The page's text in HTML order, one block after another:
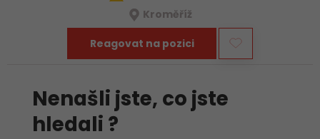
Kroměříž
Reagovat na pozici
Nenašli jste, co jste
hledali ?